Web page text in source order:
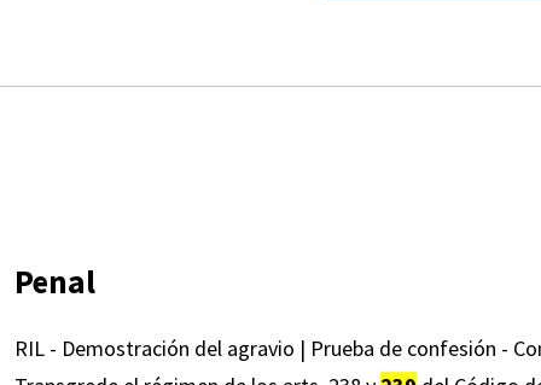
Penal
RIL - Demostración del agravio | Prueba de confesión -